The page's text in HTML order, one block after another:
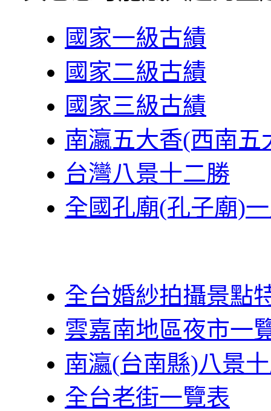
國家一級古績
國家二級古績
國家三級古績
南瀛五大香(西南五
台灣八景十二勝
全國孔廟(孔子廟)
全台婚紗拍攝景點
雲嘉南地區夜市一
南瀛(台南縣)八景
全台老街一覽表